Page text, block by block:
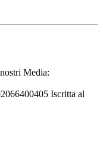
Media:
Iscritta al